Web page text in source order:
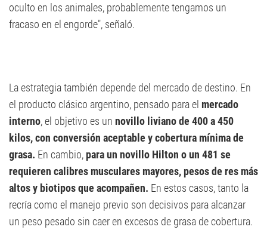
oculto en los animales, probablemente tengamos un
fracaso en el engorde", señaló.
La estrategia también depende del mercado de destino. En
el producto clásico argentino, pensado para el mercado
interno, el objetivo es un novillo liviano de 400 a 450
kilos, con conversión aceptable y cobertura mínima de
grasa. En cambio, para un novillo Hilton o un 481 se
requieren calibres musculares mayores, pesos de res más
altos y biotipos que acompañen. En estos casos, tanto la
recría como el manejo previo son decisivos para alcanzar
un peso pesado sin caer en excesos de grasa de cobertura.